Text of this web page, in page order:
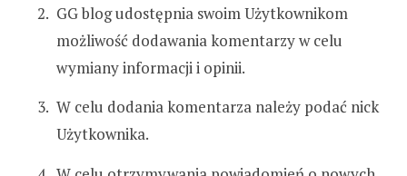
GG blog udostępnia swoim Użytkownikom
możliwość dodawania komentarzy w celu
wymiany informacji i opinii.
W celu dodania komentarza należy podać nick
Użytkownika.